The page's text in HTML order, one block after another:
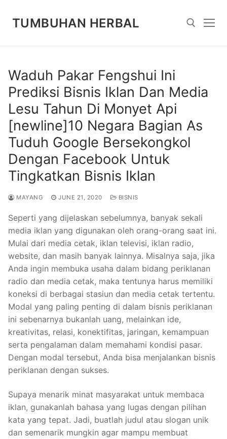
content
TUMBUHAN HERBAL
Waduh Pakar Fengshui Ini
Prediksi Bisnis Iklan Dan Media
Lesu Tahun Di Monyet Api
[newline]10 Negara Bagian As
Tuduh Google Bersekongkol
Dengan Facebook Untuk
Tingkatkan Bisnis Iklan
MAYANG JUNE 21, 2020 BISNIS
Seperti yang dijelaskan sebelumnya, banyak sekali
media iklan yang digunakan oleh orang-orang saat ini.
Mulai dari media cetak, iklan televisi, iklan radio,
website, dan masih banyak lainnya. Misalnya saja, jika
Anda ingin membuka usaha dalam bidang periklanan
radio dan media cetak, maka tentunya harus memiliki
koneksi di berbagai stasiun dan media cetak tertentu.
Modal yang paling penting di dalam bisnis periklanan
ini sebenarnya bukanlah uang, melainkan ide,
kreativitas, relasi, konektifitas, jaringan, kemampuan
serta pengalaman dalam memahami kondisi pasar.
Dengan modal tersebut, Anda bisa menjalankan bisnis
periklanan dengan sukses.
Supaya menarik minat masyarakat untuk membaca
iklan, gunakanlah bahasa yang lugas dengan pilihan
kata yang tepat. Jadi, buatlah judul atau slogan unik
dan semenarik mungkin agar mampu membuat